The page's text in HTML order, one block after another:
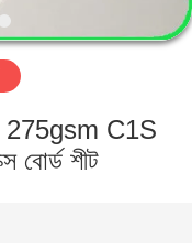
275gsm C1S
বোর্ড শীট